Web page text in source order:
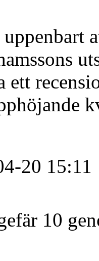
ett
20 15:11
10